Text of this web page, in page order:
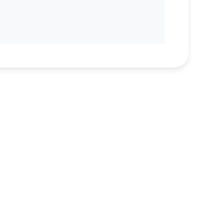
Masalah Instalasi